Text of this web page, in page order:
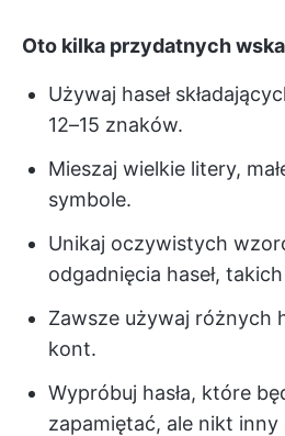
Oto kilka przydatnych
Używaj haseł
12–15 znaków.
Mieszaj wielkie litery,
symbole.
Unikaj oczywistych
odgadnięcia haseł, takich
Zawsze używaj różnych
kont.
Wypróbuj hasła, które
zapamiętać, ale nikt